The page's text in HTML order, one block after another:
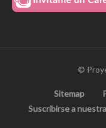
©
Sitemap
Suscribirse a